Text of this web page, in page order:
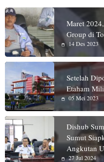
Maret
Group di
14 Des 2023
Setelah
Etaham
05 Mei 2023
Dishub
Sumut
Angkutan
27 Jul 2024